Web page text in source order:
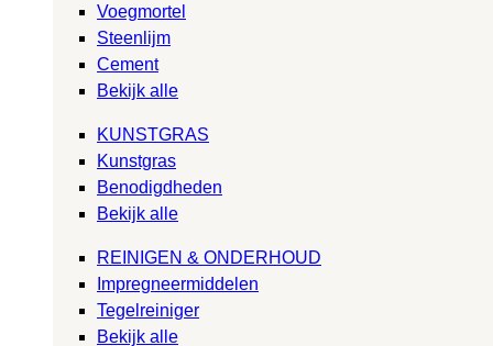
Voegmortel
Steenlijm
Cement
Bekijk alle
KUNSTGRAS
Kunstgras
Benodigdheden
Bekijk alle
REINIGEN & ONDERHOUD
Impregneermiddelen
Tegelreiniger
Bekijk alle